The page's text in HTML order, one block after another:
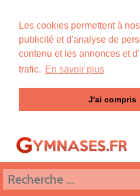
Les cookies permettent à
publicité et d'analyse de
contenu et les annonces et
trafic. En savoir plus
J'ai compris